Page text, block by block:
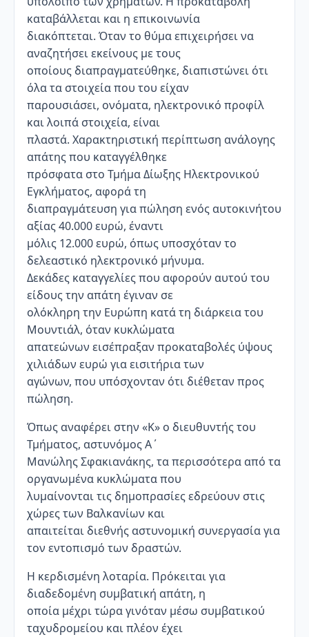
καταβάλλεται και η επικοινωνία
διακόπτεται. Όταν το θύμα επιχειρήσει να
αναζητήσει εκείνους με τους
οποίους διαπραγματεύθηκε, διαπιστώνει ότι
όλα τα στοιχεία που του είχαν
παρουσιάσει, ονόματα, ηλεκτρονικό προφίλ
και λοιπά στοιχεία, είναι
πλαστά. Χαρακτηριστική περίπτωση ανάλογης
απάτης που καταγγέλθηκε
πρόσφατα στο Τμήμα Δίωξης Ηλεκτρονικού
Εγκλήματος, αφορά τη
διαπραγμάτευση για πώληση ενός αυτοκινήτου
αξίας 40.000 ευρώ, έναντι
μόλις 12.000 ευρώ, όπως υποσχόταν το
δελεαστικό ηλεκτρονικό μήνυμα.
Δεκάδες καταγγελίες που αφορούν αυτού του
είδους την απάτη έγιναν σε
ολόκληρη την Ευρώπη κατά τη διάρκεια του
Μουντιάλ, όταν κυκλώματα
απατεώνων εισέπραξαν προκαταβολές ύψους
χιλιάδων ευρώ για εισιτήρια των
αγώνων, που υπόσχονταν ότι διέθεταν προς
πώληση.
Όπως αναφέρει στην «Κ» ο διευθυντής του
Τμήματος, αστυνόμος Α΄
Μανώλης Σφακιανάκης, τα περισσότερα από τα
οργανωμένα κυκλώματα που
λυμαίνονται τις δημοπρασίες εδρεύουν στις
χώρες των Βαλκανίων και
απαιτείται διεθνής αστυνομική συνεργασία για
τον εντοπισμό των δραστών.
Η κερδισμένη λοταρία. Πρόκειται για
διαδεδομένη συμβατική απάτη, η
οποία μέχρι τώρα γινόταν μέσω συμβατικού
ταχυδρομείου και πλέον έχει